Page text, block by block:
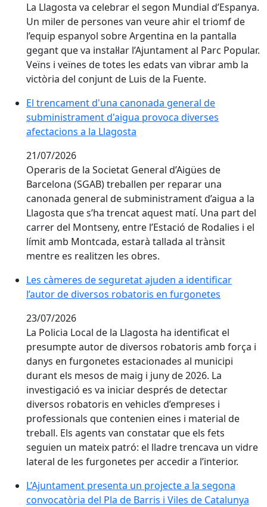
La Llagosta va celebrar el segon Mundial d’Espanya.
Un miler de persones van veure ahir el triomf de
l’equip espanyol sobre Argentina en la pantalla
gegant que va instal·lar l’Ajuntament al Parc Popular.
Veïns i veïnes de totes les edats van vibrar amb la
victòria del conjunt de Luis de la Fuente.
El trencament d'una canonada general de
El trencament d'una canonada general de
subministrament d'aigua provoca diverses
afectacions a la Llagosta
21/07/2026
Operaris de la Societat General d’Aigües de
Barcelona (SGAB) treballen per reparar una
canonada general de subministrament d’aigua a la
Llagosta que s’ha trencat aquest matí. Una part del
carrer del Montseny, entre l’Estació de Rodalies i el
límit amb Montcada, estarà tallada al trànsit
mentre es realitzen les obres.
Les càmeres de seguretat ajuden a identificar
Les càmeres de seguretat ajuden a identificar
l’autor de diversos robatoris en furgonetes
23/07/2026
La Policia Local de la Llagosta ha identificat el
presumpte autor de diversos robatoris amb força i
danys en furgonetes estacionades al municipi
durant els mesos de maig i juny de 2026. La
investigació es va iniciar després de detectar
diversos robatoris en vehicles d’empreses i
professionals que contenien eines i material de
treball. Els agents van constatar que els fets
seguien un mateix patró: el lladre trencava un vidre
lateral de les furgonetes per accedir a l’interior.
L’Ajuntament presenta un projecte a la segona
L’Ajuntament presenta un projecte a la segona
convocatòria del Pla de Barris i Viles de Catalunya